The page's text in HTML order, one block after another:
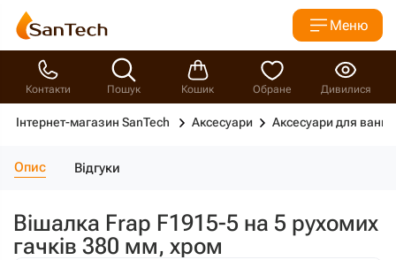
Меню
Контакти Пошук Кошик Обране Дивилися
Інтернет-магазин SanTech Аксесуари Аксесуари для
Опис Відгуки
Вішалка Frap F1915-5 на 5 рухомих
гачків 380 мм, хром